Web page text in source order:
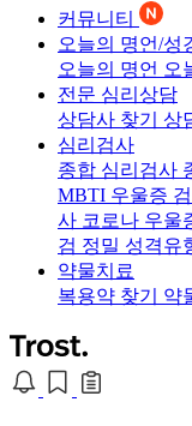
커뮤니티
오늘의 명언/성
오늘의 명언 오
전문 심리상담
상담사 찾기 상
심리검사
종합 심리검사
MBTI 우울증
사 코로나 우울
검 정밀 성격유
약물치료
복용약 찾기 약